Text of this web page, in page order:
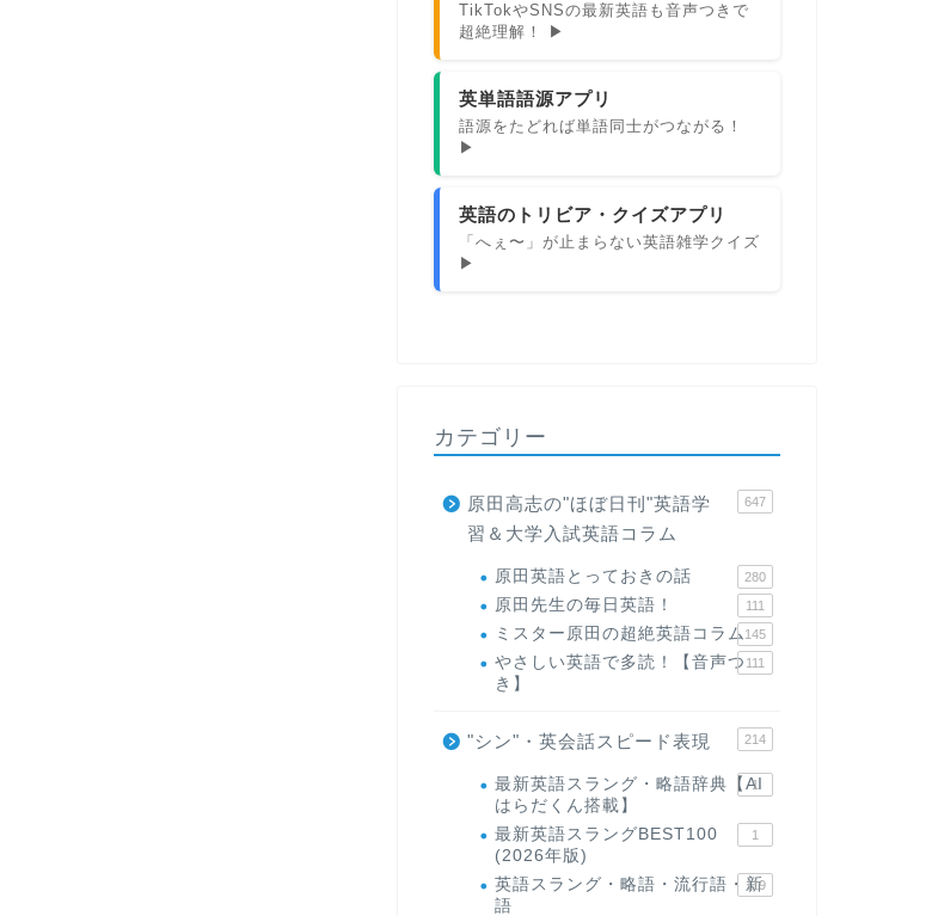
TikTokやSNSの最新英語も音声つきで
超絶理解！ ▶
英単語語源アプリ
語源をたどれば単語同士がつながる！
▶
英語のトリビア・クイズアプリ
「へぇ〜」が止まらない英語雑学クイズ
▶
カテゴリー
原田高志の"ほぼ日刊"英語学
習＆大学入試英語コラム
647
原田英語とっておきの話 280
原田先生の毎日英語！ 111
ミスター原田の超絶英語コラム145
やさしい英語で多読！【音声つ
き】
111
"シン"・英会話スピード表現 214
最新英語スラング・略語辞典【AI
はらだくん搭載】
1
最新英語スラングBEST100
(2026年版)
1
英語スラング・略語・流行語・新
語
119